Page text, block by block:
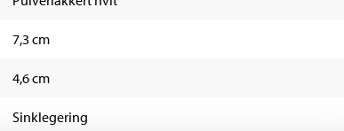
7,3 cm
4,6 cm
Sinklegering